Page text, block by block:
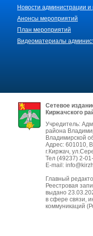
Новости администрации и
Анонсы мероприятий
План мероприятий
Видеоматериалы
Сетевое
Киржачского
Учредитель:
района
Владимирской
Адрес: 601010,
г.Киржач,
Тел (49237) 2-01-
E-mail:
Главный
Реестровая
выдано
в сфере связи,
коммуникаций